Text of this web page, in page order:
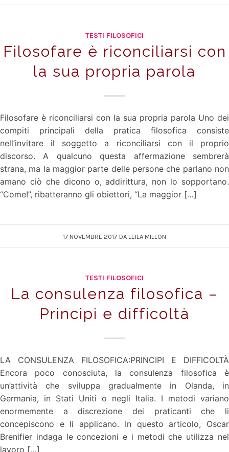
TESTI FILOSOFICI
Filosofare è riconciliarsi con
la sua propria parola
Filosofare è riconciliarsi con la sua propria parola Uno dei
compiti principali della pratica filosofica consiste
nell’invitare il soggetto a riconciliarsi con il proprio
discorso. A qualcuno questa affermazione sembrerà
strana, ma la maggior parte delle persone che parlano non
amano ciò che dicono o, addirittura, non lo sopportano.
“Come!”, ribatteranno gli obiettori, “La maggior […]
17 NOVEMBRE 2017 DA LEILA MILLON
TESTI FILOSOFICI
La consulenza filosofica –
Principi e difficoltà
LA CONSULENZA FILOSOFICA:PRINCIPI E DIFFICOLTÀ
Encora poco conosciuta, la consulenza filosofica è
un’attività che sviluppa gradualmente in Olanda, in
Germania, in Stati Uniti o negli Italia. I metodi variano
enormemente a discrezione dei praticanti che li
concepiscono e li applicano. In questo articolo, Oscar
Brenifier indaga le concezioni e i metodi che utilizza nel
lavoro […]